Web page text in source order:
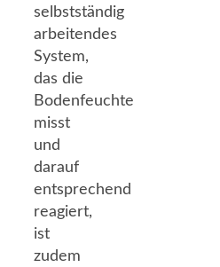
selbstständig
arbeitendes
System,
das die
Bodenfeuchte
misst
und
darauf
entsprechend
reagiert,
ist
zudem